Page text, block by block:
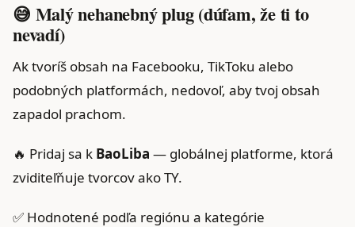
😅 Malý nehanebný plug (dúfam, že ti to
nevadí)
Ak tvoríš obsah na Facebooku, TikToku alebo
podobných platformách, nedovoľ, aby tvoj obsah
zapadol prachom.
🔥 Pridaj sa k BaoLiba — globálnej platforme, ktorá
zviditeľňuje tvorcov ako TY.
✅ Hodnotené podľa regiónu a kategórie